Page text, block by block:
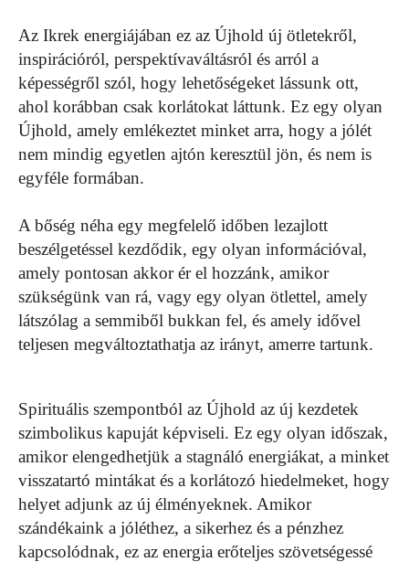
Az Ikrek energiájában ez az Újhold új ötletekről,
inspirációról, perspektívaváltásról és arról a
képességről szól, hogy lehetőségeket lássunk ott,
ahol korábban csak korlátokat láttunk. Ez egy olyan
Újhold, amely emlékeztet minket arra, hogy a jólét
nem mindig egyetlen ajtón keresztül jön, és nem is
egyféle formában.
A bőség néha egy megfelelő időben lezajlott
beszélgetéssel kezdődik, egy olyan információval,
amely pontosan akkor ér el hozzánk, amikor
szükségünk van rá, vagy egy olyan ötlettel, amely
látszólag a semmiből bukkan fel, és amely idővel
teljesen megváltoztathatja az irányt, amerre tartunk.
Spirituális szempontból az Újhold az új kezdetek
szimbolikus kapuját képviseli. Ez egy olyan időszak,
amikor elengedhetjük a stagnáló energiákat, a minket
visszatartó mintákat és a korlátozó hiedelmeket, hogy
helyet adjunk az új élményeknek. Amikor
szándékaink a jóléthez, a sikerhez és a pénzhez
kapcsolódnak, ez az energia erőteljes szövetségessé